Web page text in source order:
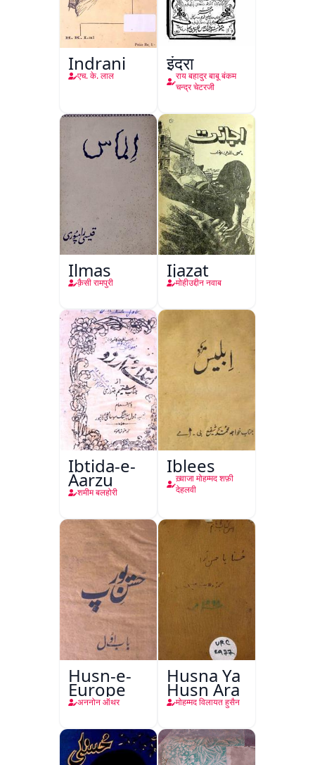
Indrani
एच. के. लाल
इंद्रा
राय बहादुर बाबू बंकम
चन्द्र चेटरजी
Ilmas
क़ैसी रामपुरी
Ijazat
मोहीउद्दीन नवाब
Ibtida-e-
Aarzu
शमीम बलहोरी
Iblees
ख़्वाजा मोहम्मद शफ़ी
देहलवी
Husn-e-
Europe
अननोन ऑथर
Husna Ya
Husn Ara
मोहम्मद विलायत हुसैन